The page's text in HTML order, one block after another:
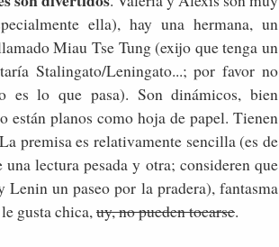
ella), hay una hermana, un
Miau Tse Tung (exijo que tenga un
Stalingato/Leningato...; por favor no
es lo que pasa). Son dinámicos, bien
están planos como hoja de papel. Tienen
premisa es relativamente sencilla (es de
lectura pesada y otra; consideren que
un paseo por la pradera), fantasma
gusta chica,uy, no pueden tocarse.